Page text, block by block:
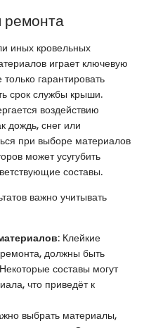
ремонта
иных кровельных
играет ключевую
гарантировать
срок службы крыши.
воздействию
дождь, снег или
при выборе материалов
может усугубить
составы.
важно учитывать
: Клейкие
должны быть
составы могут
что приведёт к
выбрать материалы,